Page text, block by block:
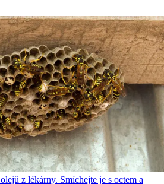
z lékárny. Smíchejte je s octem a